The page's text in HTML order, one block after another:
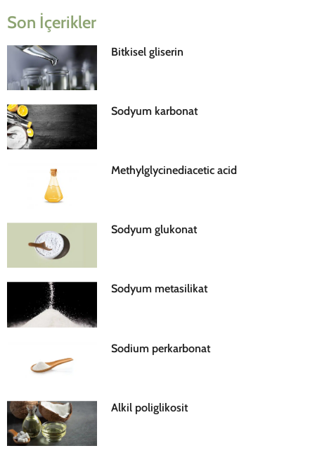
Son İçerikler
Bitkisel gliserin
Sodyum karbonat
Methylglycinediacetic acid
Sodyum glukonat
Sodyum metasilikat
Sodium perkarbonat
Alkil poliglikosit